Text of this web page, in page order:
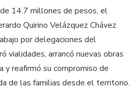
14.7 millones de pesos, el
Quirino Velázquez Chávez
por delegaciones del
vialidades, arrancó nuevas obras
y reafirmó su compromiso de
de las familias desde el territorio.